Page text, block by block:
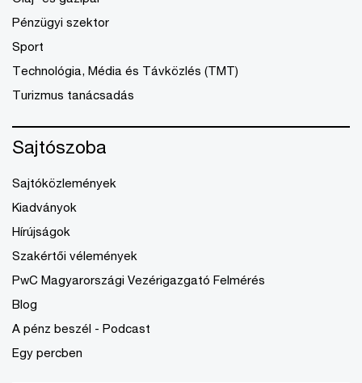
Pénzügyi szektor
Sport
Technológia, Média és Távközlés (TMT)
Turizmus tanácsadás
Sajtószoba
Sajtóközlemények
Kiadványok
Hírújságok
Szakértői vélemények
PwC Magyarországi Vezérigazgató Felmérés
Blog
A pénz beszél - Podcast
Egy percben